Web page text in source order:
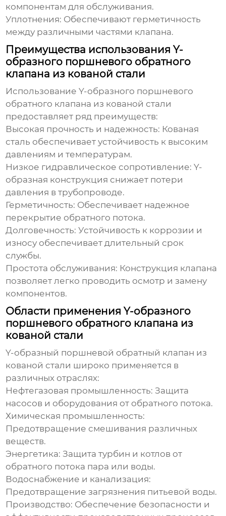
компонентам для обслуживания.
Уплотнения: Обеспечивают герметичность
между различными частями клапана.
Преимущества использования Y-
образного поршневого обратного
клапана из кованой стали
ИспользованиеY-образного поршневого
обратного клапана из кованой стали
предоставляет ряд преимуществ:
Высокая прочность и надежность: Кованая
сталь обеспечивает устойчивость к высоким
давлениям и температурам.
Низкое гидравлическое сопротивление: Y-
образная конструкция снижает потери
давления в трубопроводе.
Герметичность: Обеспечивает надежное
перекрытие обратного потока.
Долговечность: Устойчивость к коррозии и
износу обеспечивает длительный срок
службы.
Простота обслуживания: Конструкция клапана
позволяет легко проводить осмотр и замену
компонентов.
Области применения Y-образного
поршневого обратного клапана из
кованой стали
Y-образный поршневой обратный клапан из
кованой стали широко применяется в
различных отраслях:
Нефтегазовая промышленность: Защита
насосов и оборудования от обратного потока.
Химическая промышленность:
Предотвращение смешивания различных
веществ.
Энергетика: Защита турбин и котлов от
обратного потока пара или воды.
Водоснабжение и канализация:
Предотвращение загрязнения питьевой воды.
Производство: Обеспечение безопасности и